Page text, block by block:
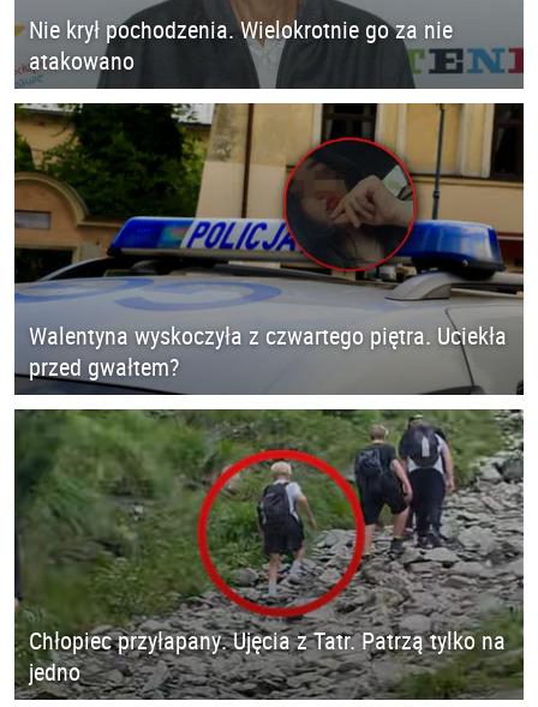
Nie krył pochodzenia. Wielokrotnie go za nie
atakowano
Walentyna wyskoczyła z czwartego piętra. Uciekła
przed gwałtem?
Chłopiec przyłapany. Ujęcia z Tatr. Patrzą tylko na
jedno